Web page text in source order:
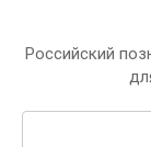
контенту
Российский
Поиск: